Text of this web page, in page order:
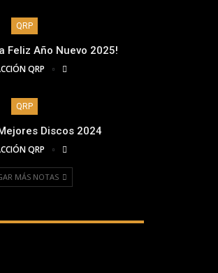
QRP
Feliz Año Nuevo 2025!
QRP
QRP
Discos 2024
QRP
MÁS NOTAS